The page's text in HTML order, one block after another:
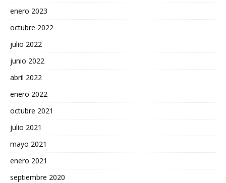
enero 2023
octubre 2022
julio 2022
junio 2022
abril 2022
enero 2022
octubre 2021
julio 2021
mayo 2021
enero 2021
septiembre 2020